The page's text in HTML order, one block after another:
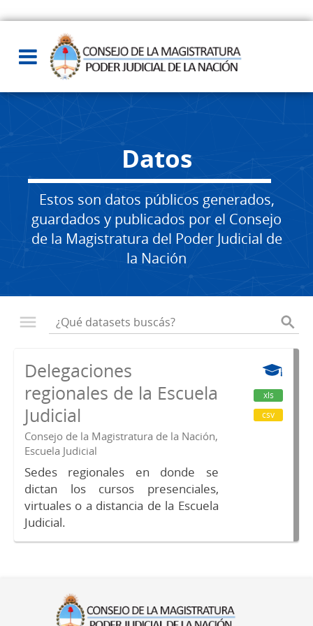
Datos
Estos son datos públicos generados,
guardados y publicados por el Consejo
de la Magistratura del Poder Judicial de
la Nación
Delegaciones
regionales de la Escuela
Judicial
Consejo de la Magistratura de la Nación,
Escuela Judicial
Sedes regionales en donde se
dictan los cursos presenciales,
virtuales o a distancia de la Escuela
Judicial.
xls
csv